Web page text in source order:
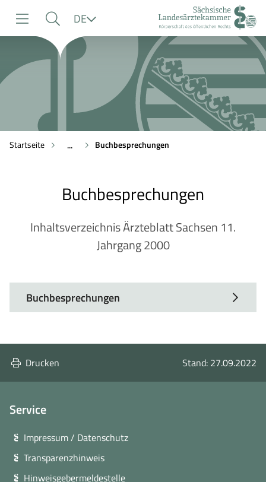
Navigation
Suche
Inhalt
DE
Startseite ... Buchbesprechungen
Buchbesprechungen
Inhaltsverzeichnis Ärzteblatt Sachsen 11.
Jahrgang 2000
Buchbesprechungen
Drucken Stand: 27.09.2022
Service
Impressum / Datenschutz
Transparenzhinweis
Hinweisgebermeldestelle